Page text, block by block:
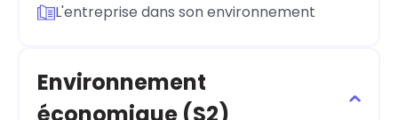
L'entreprise dans son environnement
Environnement
économique (S2)